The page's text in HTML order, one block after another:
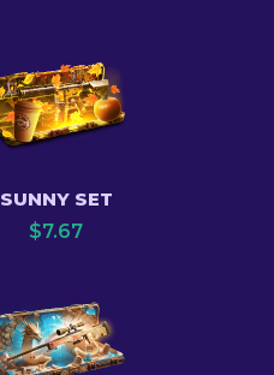
SUNNY SET
$7.67